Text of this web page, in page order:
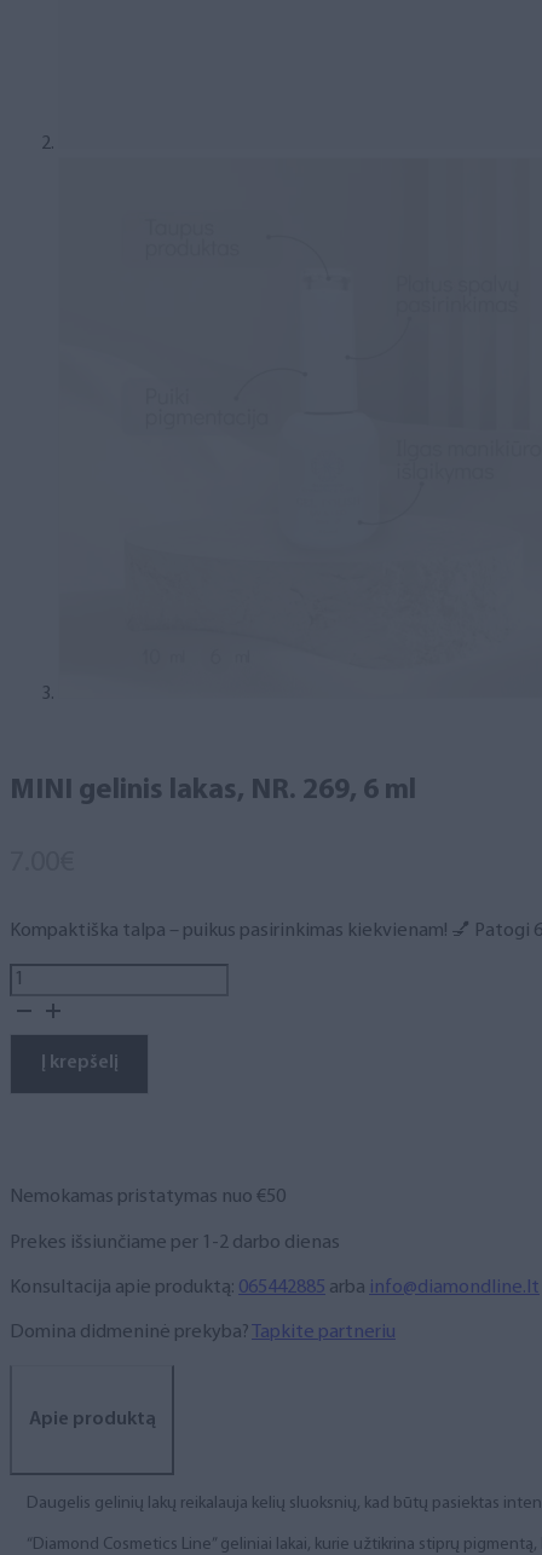
MINI gelinis lakas, NR. 269, 6 ml
Kompaktiška talpa – puikus pasirinkimas kiekvienam! 💅
produkto
kiekis:
gelinis
lakas,
Į krepšelį
Nemokamas pristatymas nuo €50
Prekes išsiunčiame per 1-2 darbo dienas
Konsultacija apie produktą: 065442885 arba info@diamondline.lt
Domina didmeninė prekyba? Tapkite partneriu
Apie produktą
Daugelis gelinių lakų reikalauja kelių sluoksnių, kad būtų pasiektas
“Diamond Cosmetics Line” geliniai lakai, kurie užtikrina stiprų